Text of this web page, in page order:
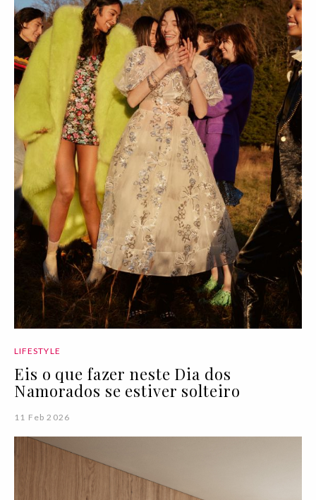
LIFESTYLE
Eis o que fazer neste Dia dos
Namorados se estiver solteiro
11 Feb 2026